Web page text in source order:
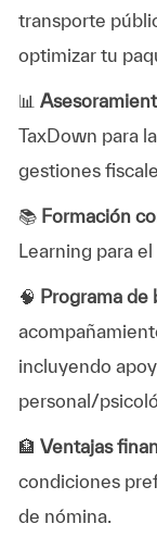
transporte
optimizar tu
📊
TaxDown para
gestiones
📚 Formación
Learning para
🧠 Programa de
incluyendo
personal/
🏦 Ventajas
condiciones
de nómina.